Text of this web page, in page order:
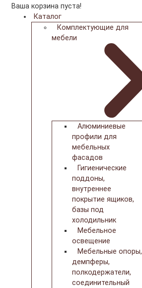
Ваша корзина пуста!
Каталог
Комплектующие для
мебели
Алюминиевые
профили для
мебельных
фасадов
Гигиенические
поддоны,
внутреннее
покрытие ящиков,
базы под
холодильник
Мебельное
освещение
Мебельные опоры,
демпферы,
полкодержатели,
соединительный